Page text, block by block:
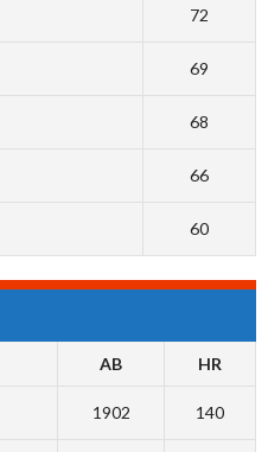
72
69
68
66
60
AB HR
1902 140